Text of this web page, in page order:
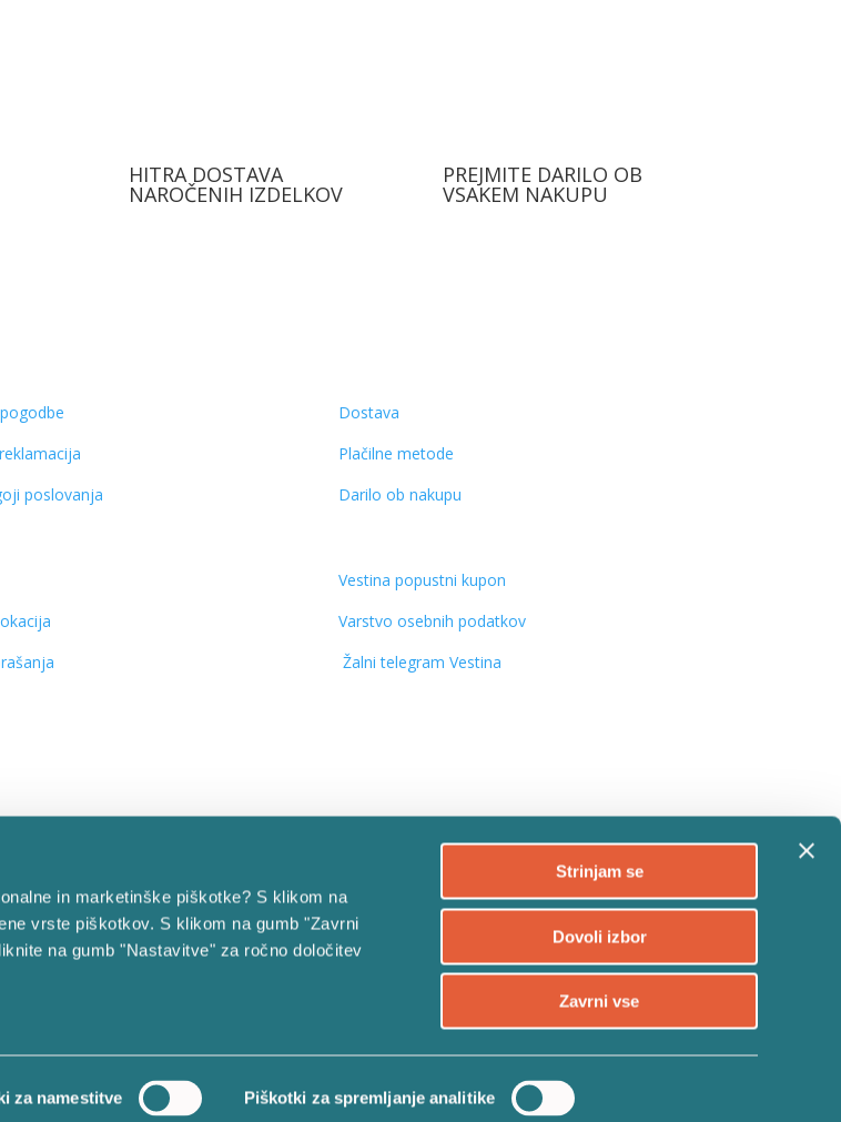
in marketinške piškotke? S klikom na
vrste piškotkov. S klikom na gumb "Zavrni
na gumb "Nastavitve" za ročno določitev
za namestitve Piškotki za spremljanje analitike
Strinjam se
Dovoli izbor
Zavrni vse
HITRA DOSTAVA
NAROČENIH IZDELKOV
PREJMITE DARILO OB
VSAKEM NAKUPU
poslovanja
Dostava
Plačilne metode
Darilo ob nakupu
Vestina popustni kupon
Varstvo osebnih podatkov
Žalni telegram Vestina
Follow